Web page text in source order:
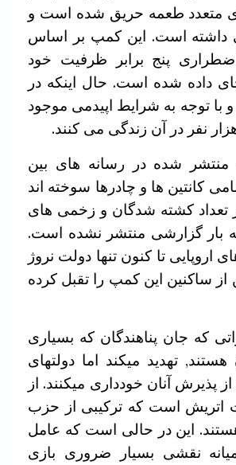
متعدد طعمه حریق شده است و
داشته است. این کمپ بر اساس
اضطراری پنج برابر ظرفیت خود
داده شده است. حال اینکه در
با توجه به شرایط اپیدمی موجود
نفر در آن زندگی می کنند.
منتشر شده در رسانه های بین
کانتین ها و چادرها سوخته اند
تعداد کشته شدگان و زخمی های
بار گزارشی منتشر نشده است.
اروپایی تا کنون تنها دولت نروژ
از ساکنین این کمپ را تقبل کرده
که جان پناهندگان که بسیاری
هستند, تهدید میکند اما دولتهای
پذیرش آنان خودداری میکنند. از
اتریش است که ترکیبی از حزب
این در حالی است که عامل
نقشی بسیار ضروری بازی